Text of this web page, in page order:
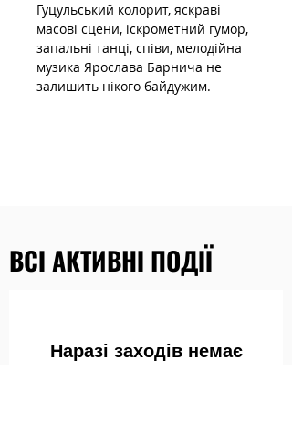
Гуцульський колорит, яскраві
масові сцени, іскрометний гумор,
запальні танці, співи, мелодійна
музика Ярослава Барнича не
залишить нікого байдужим.
ВСІ АКТИВНІ ПОДІЇ
Наразі заходів немає